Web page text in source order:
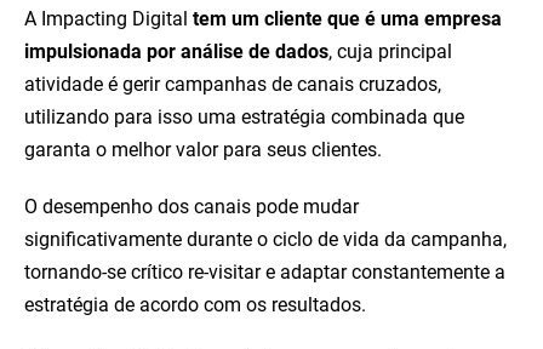
A Impacting Digital tem um cliente que é uma empresa
impulsionada por análise de dados, cuja principal
atividade é gerir campanhas de canais cruzados,
utilizando para isso uma estratégia combinada que
garanta o melhor valor para seus clientes.
O desempenho dos canais pode mudar
significativamente durante o ciclo de vida da campanha,
tornando-se crítico re-visitar e adaptar constantemente a
estratégia de acordo com os resultados.